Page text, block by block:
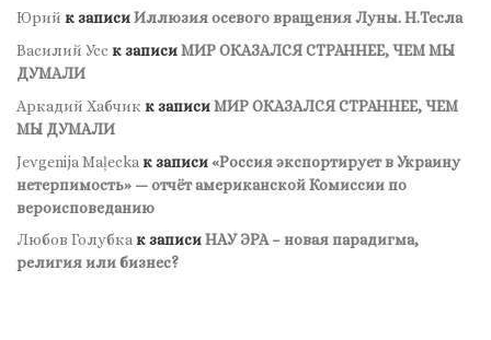
Юрий к записиИллюзия осевого вращения Луны. Н.Тесла
Василий Усс к записиМИР ОКАЗАЛСЯ СТРАННЕЕ, ЧЕМ МЫ
ДУМАЛИ
Аркадий Хабчик к записиМИР ОКАЗАЛСЯ СТРАННЕЕ, ЧЕМ
МЫ ДУМАЛИ
Jevgenija Maļecka к записи«Россия экспортирует в Украину
нетерпимость» — отчёт американской Комиссии по
вероисповеданию
Любов Голубкак записиНАУ ЭРА – новая парадигма,
религия или бизнес?